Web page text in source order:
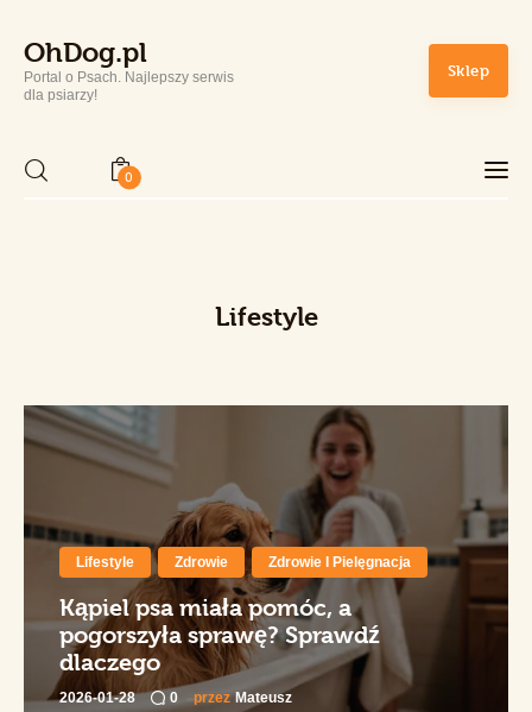
OhDog.pl
Portal o Psach. Najlepszy serwis
dla psiarzy!
Sklep
0
OhDog.pl
Lifestyle
Lifestyle
Lifestyle Zdrowie Zdrowie I Pielęgnacja
Kąpiel psa miała pomóc, a
pogorszyła sprawę? Sprawdź
dlaczego
2026-01-28 0 przez Mateusz